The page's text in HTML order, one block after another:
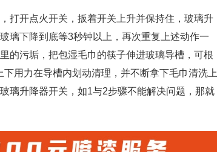
打开点火开关，扳着开关上升并保持住，玻璃升
璃下降到底等3秒钟以上，再次重复上述动作一
的污垢，把包湿毛巾的筷子伸进玻璃导槽，可根
用力在导槽内划动清理，并不断拿下毛巾清洗上
璃升降器开关，如1与2步骤不能解决问题，那就